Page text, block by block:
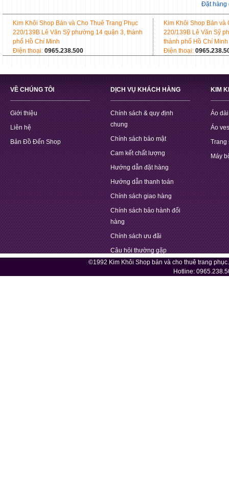
Đặt hàng
Kim Khôi Shop Bán và Cho Thuê Trang Phục
220/139B Lê Văn Sỹ phường 14 quận 3, thành
phố Hồ Chí Minh
Điện thoại: 0965.238.500
Kim Khôi Shop Bán và
220/139B Lê Văn Sỹ
thành phố Hồ Chí Minh
Điện thoại:
VỀ CHÚNG TÔI
Giới thiệu
Liên hệ
Bản Đồ Đến Shop
DỊCH VỤ KHÁCH HÀNG
Chính sách & quy định
chung
Chính sách bảo mật
Cam kết chất lượng
Hướng dẫn đặt hàng
Hướng dẫn thanh toán
Chính sách giao hàng
Chính sách bảo hành đổi
hàng
Chính sách ưu đãi
Câu hỏi thường gặp
KIM
Áo
Áo
Trang
Máy
©1992 Kim Khôi Shop bán và cho thuê trang
Hotline: